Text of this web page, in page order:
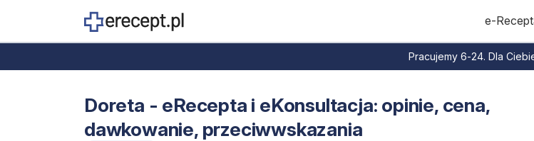
e-
Pracujemy 6-24. Dla
Doreta - eRecepta i eKonsultacja: opinie, cena,
dawkowanie, przeciwwskazania